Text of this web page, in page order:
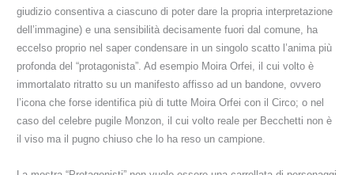
giudizio consentiva a ciascuno di poter dare la propria interpretazione
dell’immagine) e una sensibilità decisamente fuori dal comune, ha
eccelso proprio nel sapercondensare in un singolo scatto l’anima più
profonda del “protagonista” . Ad esempio Moira Orfei, il cui volto è
immortalato ritratto su un manifesto affisso ad un bandone, ovvero
l’icona che forse identifica più di tutte Moira Orfei con il Circo; o nel
caso del celebre pugile Monzon, il cui volto reale per Becchetti non è
il viso ma il pugno chiuso che lo ha reso un campione.